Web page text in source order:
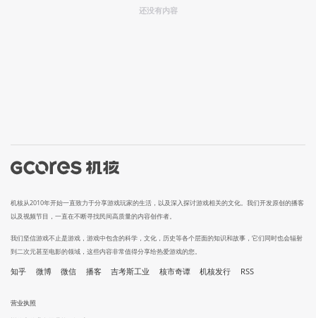
还没有内容
机核从2010年开始一直致力于分享游戏玩家的生活，以及深入探讨游戏相关的文化。我们开发原创的播客
以及视频节目，一直在不断寻找民间高质量的内容创作者。
我们坚信游戏不止是游戏，游戏中包含的科学，文化，历史等各个层面的知识和故事，它们同时也会辐射
到二次元甚至电影的领域，这些内容非常值得分享给热爱游戏的您。
知乎 微博 微信 播客 吉考斯工业 核市奇谭 机核发行 RSS
营业执照